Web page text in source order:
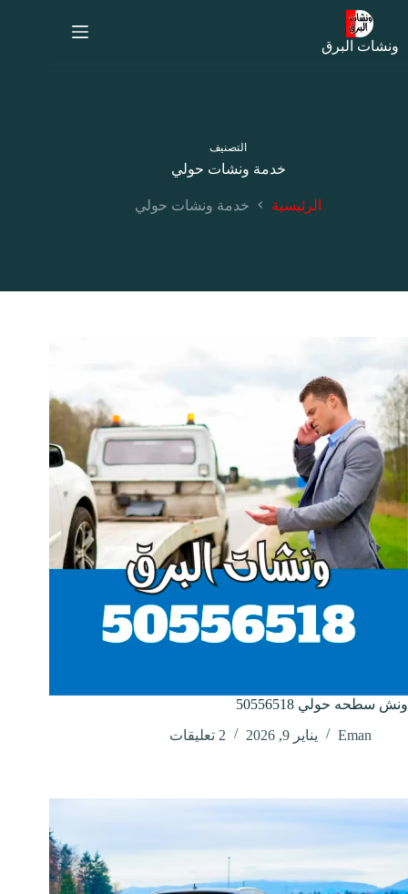
المحتوى
ونشات البرق
التصنيف
خدمة ونشات حولي
الرئيسية خدمة ونشات حولي
ونش سطحه حولي 50556518
Eman
يناير 9, 2026 2 تعليقات